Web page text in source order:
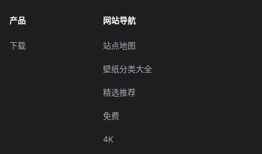
产品
下载
网站导航
站点地图
壁纸分类大全
精选推荐
免费
4K